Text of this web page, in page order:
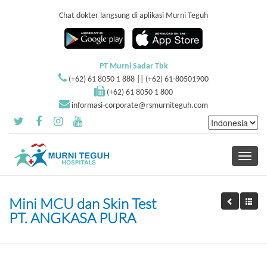
Chat dokter langsung di aplikasi Murni Teguh
PT Murni Sadar Tbk
(+62) 61 8050 1 888 || (+62) 61-80501900
(+62) 61 8050 1 800
informasi-corporate@rsmurniteguh.com
Toggle
Mini MCU dan Skin Test
PT. ANGKASA PURA